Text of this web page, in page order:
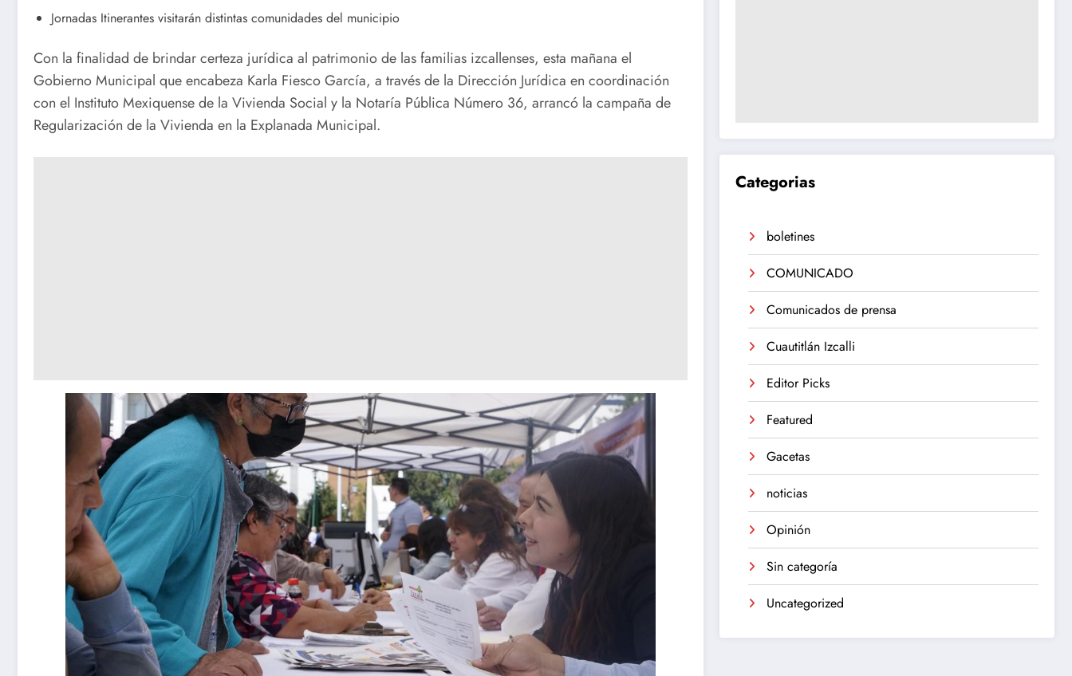
Jornadas Itinerantes visitarán distintas comunidades del municipio
Con la finalidad de brindar certeza jurídica al patrimonio de las familias izcallenses, esta mañana el
Gobierno Municipal que encabeza Karla Fiesco García, a través de la Dirección Jurídica en coordinación
con el Instituto Mexiquense de la Vivienda Social y la Notaría Pública Número 36, arrancó la campaña de
Regularización de la Vivienda en la Explanada Municipal.
Categorias
boletines
COMUNICADO
Comunicados de prensa
Cuautitlán Izcalli
Editor Picks
Featured
Gacetas
noticias
Opinión
Sin categoría
Uncategorized